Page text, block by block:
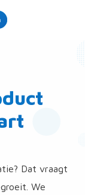
Dat vraagt
We